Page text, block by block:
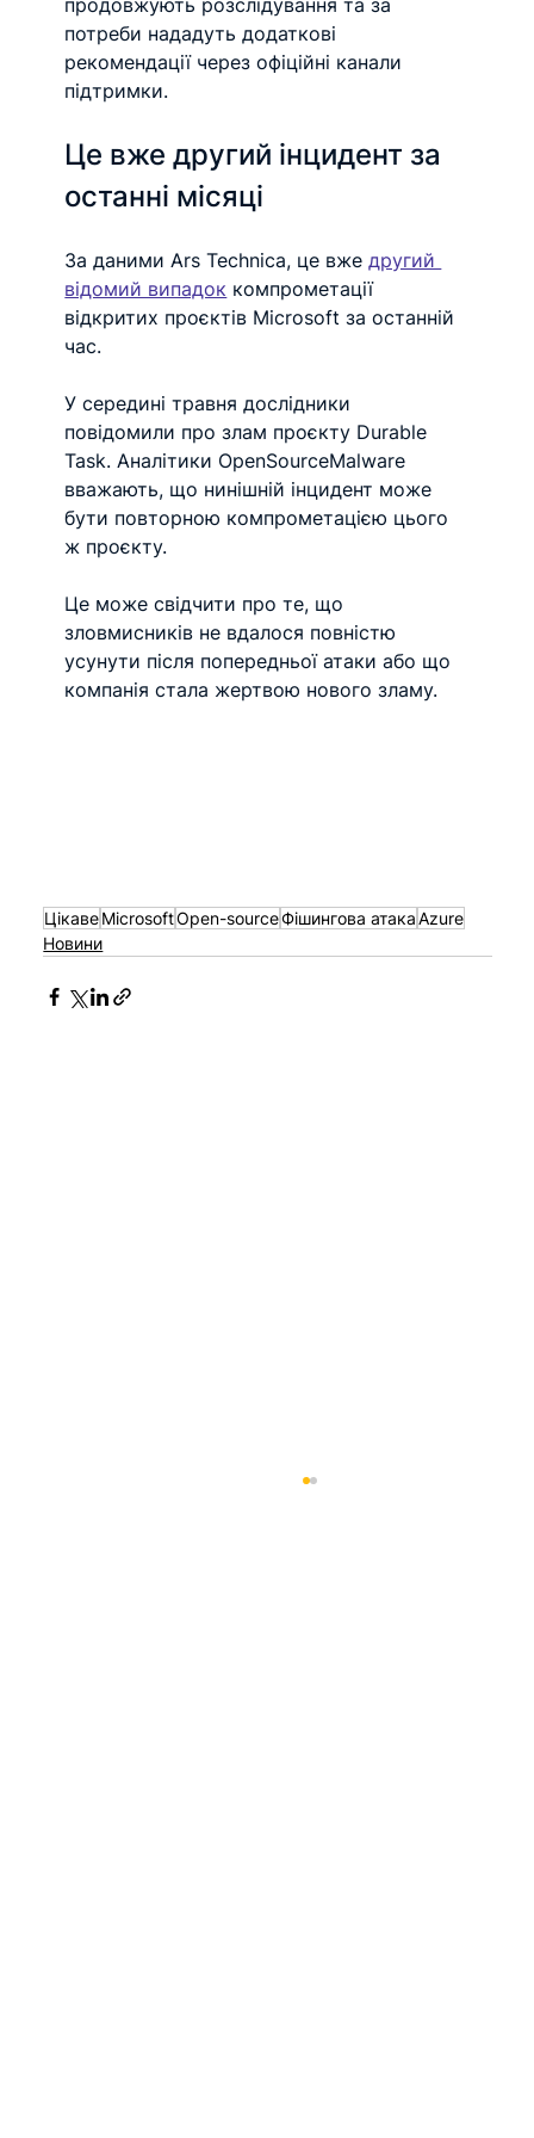
продовжують розслідування та за
потреби нададуть додаткові
рекомендації через офіційні канали
підтримки.
Це вже другий інцидент за
останні місяці
За даними Ars Technica, це вже другий
відомий випадок компрометації
відкритих проєктів Microsoft за останній
час.
У середині травня дослідники
повідомили про злам проєкту Durable
Task. Аналітики OpenSourceMalware
вважають, що нинішній інцидент може
бути повторною компрометацією цього
ж проєкту.
Це може свідчити про те, що
зловмисників не вдалося повністю
усунути після попередньої атаки або що
компанія стала жертвою нового зламу.
ЦікавеMicrosoftOpen-sourceФішингова атакаAzure
Новини